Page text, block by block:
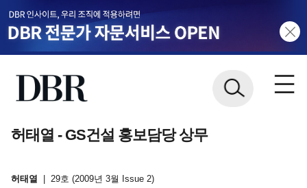
허태열 - GS건설 홍보담당 상무
허태열 29호 (2009년 3월 Issue 2)